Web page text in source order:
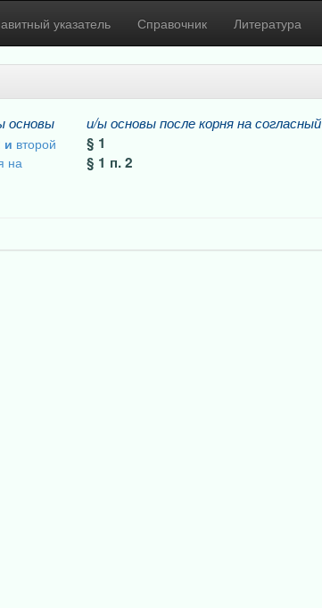
указатель Справочник Литература
основы
и второй
на
и/ы основы после корня на согласный
§ 1
§ 1 п. 2